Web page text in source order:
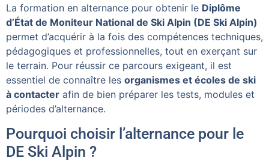
La formation en alternance pour obtenir le Diplôme
d’État de Moniteur National de Ski Alpin (DE Ski Alpin)
permet d’acquérir à la fois des compétences techniques,
pédagogiques et professionnelles, tout en exerçant sur
le terrain. Pour réussir ce parcours exigeant, il est
essentiel de connaître les organismes et écoles de ski
à contacter afin de bien préparer les tests, modules et
périodes d’alternance.
Pourquoi choisir l’alternance pour le
DE Ski Alpin ?